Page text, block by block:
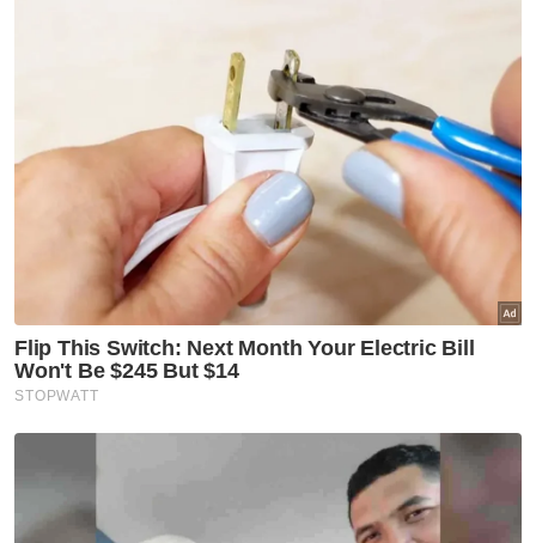
Sokongan rakyat juga sudah ada. Namun,
mekanisme pelaksanaannya masih belum
diwujudkan. Itulah jurang yang perlu ditangani
*** FLK atau nama sebenarnya Foo Lee
Khean ialah seorang pengamal pasaran
modal dan pengulas dasar awam dari
Malaysia yang mempunyai pengalaman luas
dalam bidang kewangan korporat, struktur
pasaran dan kerangka kawal selia.
Muat turun aplikasi Sinar Harian.Klik di sini!
Harap bantu kajian selidik kami dan
dapatkan baucar tunai.